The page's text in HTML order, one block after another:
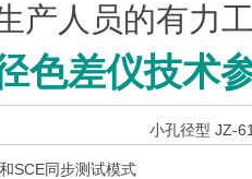
产人员的有力
色差仪技术
小孔径型 JZ-
SCE同步测试模式